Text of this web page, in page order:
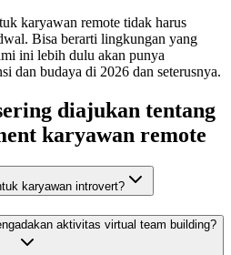
karyawan remote tidak harus
Bisa berarti lingkungan yang
ini lebih dulu akan punya
dan budaya di 2026 dan seterusnya.
diajukan tentang
karyawan remote
karyawan introvert?
aktivitas virtual team building?